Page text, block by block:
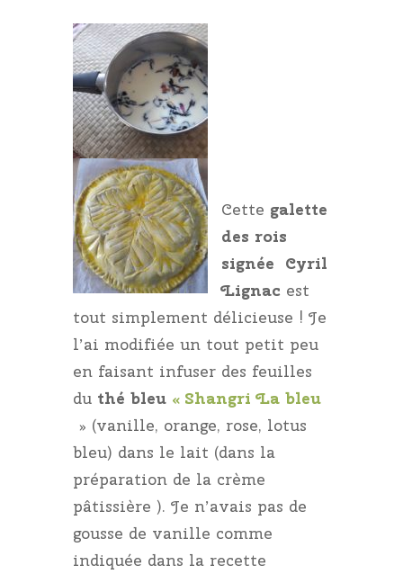
Cette galette
des rois
signée Cyril
Lignacest
tout simplement délicieuse ! Je
l’ai modifiée un tout petit peu
en faisant infuser des feuilles
du thé bleu « Shangri La bleu
» (vanille, orange, rose, lotus
bleu) dans le lait (dans la
préparation de la crème
pâtissière ). Je n’avais pas de
gousse de vanille comme
indiquée dans la recette